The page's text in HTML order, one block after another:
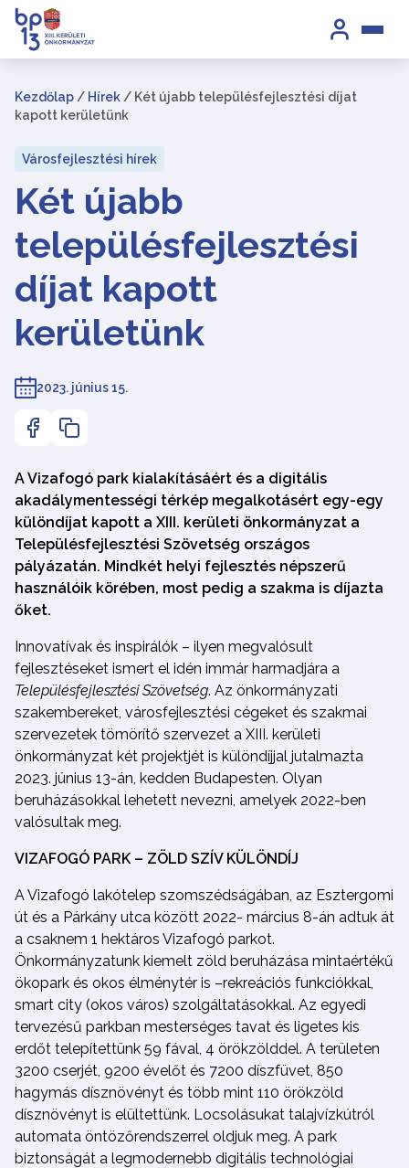
Kezdőlap / Hírek / Két újabb településfejlesztési díjat
kapott kerületünk
Városfejlesztési hírek
Két újabb
településfejlesztési
díjat kapott
kerületünk
2023. június 15.
A Vizafogó park kialakításáért és a digitális
akadálymentességi térkép megalkotásért egy-egy
különdíjat kapott a XIII. kerületi önkormányzat a
Településfejlesztési Szövetség országos
pályázatán. Mindkét helyi fejlesztés népszerű
használóik körében, most pedig a szakma is díjazta
őket.
Innovatívak és inspirálók – ilyen megvalósult
fejlesztéseket ismert el idén immár harmadjára a
Településfejlesztési Szövetség. Az önkormányzati
szakembereket, városfejlesztési cégeket és szakmai
szervezetek tömörítő szervezet a XIII. kerületi
önkormányzat két projektjét is különdíjjal jutalmazta
2023. június 13-án, kedden Budapesten. Olyan
beruházásokkal lehetett nevezni, amelyek 2022-ben
valósultak meg.
VIZAFOGÓ PARK – ZÖLD SZÍV KÜLÖNDÍJ
A Vizafogó lakótelep szomszédságában, az Esztergomi
út és a Párkány utca között 2022- március 8-án adtuk át
a csaknem 1 hektáros Vizafogó parkot.
Önkormányzatunk kiemelt zöld beruházása mintaértékű
ökopark és okos élménytér is –rekreációs funkciókkal,
smart city (okos város) szolgáltatásokkal. Az egyedi
tervezésű parkban mesterséges tavat és ligetes kis
erdőt telepítettünk 59 fával, 4 örökzölddel. A területen
3200 cserjét, 9200 évelőt és 7200 díszfüvet, 850
hagymás dísznövényt és több mint 110 örökzöld
dísznövényt is elültettünk. Locsolásukat talajvízkútról
automata öntözőrendszerrel oldjuk meg. A park
biztonságát a legmodernebb digitális technológiai